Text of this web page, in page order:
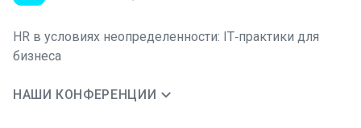
HR в условиях неопределенности: IT‑практики для
бизнеса
НАШИ КОНФЕРЕНЦИИ